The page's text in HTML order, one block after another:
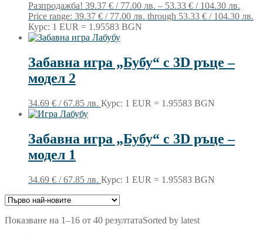
Разпродажба! 39.37 € / 77.00 лв. – 53.33 € / 104.30 лв.
Price range: 39.37 € / 77.00 лв. through 53.33 € / 104.30 лв.
Курс: 1 EUR = 1.95583 BGN
Забавна игра „Бубу“ с 3D ръце –
модел 2
34.69 € / 67.85 лв. Курс: 1 EUR = 1.95583 BGN
Забавна игра „Бубу“ с 3D ръце –
модел 1
34.69 € / 67.85 лв. Курс: 1 EUR = 1.95583 BGN
Показване на 1–16 от 40 резултатаSorted by latest